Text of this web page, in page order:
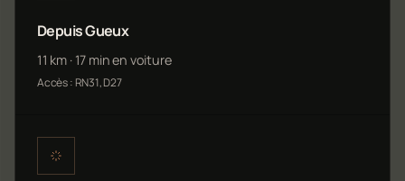
Depuis Gueux
11 km · 17 min en voiture
Accès : RN31, D27